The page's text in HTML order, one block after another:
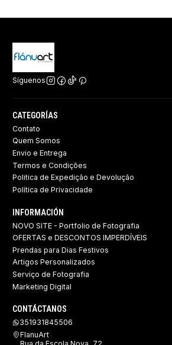
Síguenos
CATEGORÍAS
Contato
Quem Somos
Envio e Entrega
Termos e Condições
Politica de Expedição e Devolução ​
Política de Privacidade
INFORMACIÓN
NOVO SITE - Portfolio de Fotografia
OFERTAS e DESCONTOS IMPERDÍVEIS
Prendas para Dias Festivos
Artigos Personalizados
Serviço de Fotografia
Marketing Digital
CONTÁCTANOS
351931845506
FlanuArt